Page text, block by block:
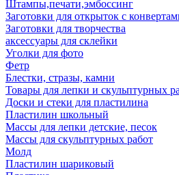
Штампы,печати,эмбоссинг
Заготовки для открыток с
Заготовки для творчества
аксессуары для склейки
Уголки для фото
Фетр
Блестки, стразы, камни
Товары для лепки и скульптурных
Доски и стеки для пластилина
Пластилин школьный
Массы для лепки детские, песок
Массы для скульптурных работ
Молд
Пластилин шариковый